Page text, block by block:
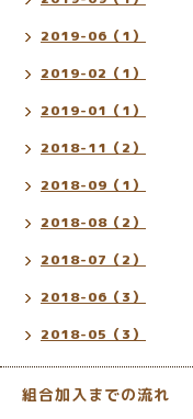
2019-06（1）
2019-02（1）
2019-01（1）
2018-11（2）
2018-09（1）
2018-08（2）
2018-07（2）
2018-06（3）
2018-05（3）
組合加入までの流れ